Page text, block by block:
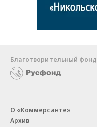
Благотворительный фонд
О «Коммерсанте»
Архив